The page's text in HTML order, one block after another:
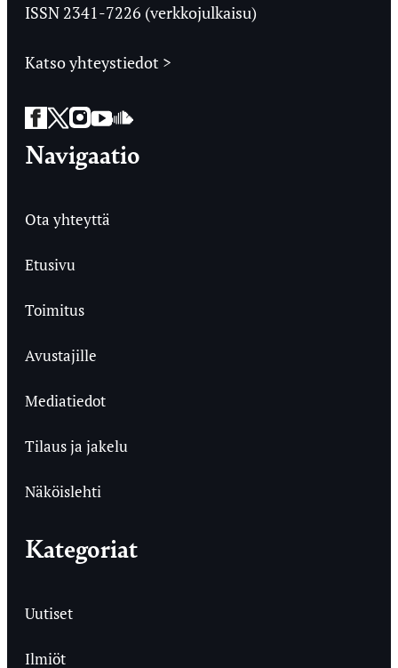
ISSN 2341-7226 (verkkojulkaisu)
Katso yhteystiedot >
Facebook
Twitter
Instagram
YouTube
SoundCloud
Navigaatio
Ota yhteyttä
Etusivu
Toimitus
Avustajille
Mediatiedot
Tilaus ja jakelu
Näköislehti
Kategoriat
Uutiset
Ilmiöt